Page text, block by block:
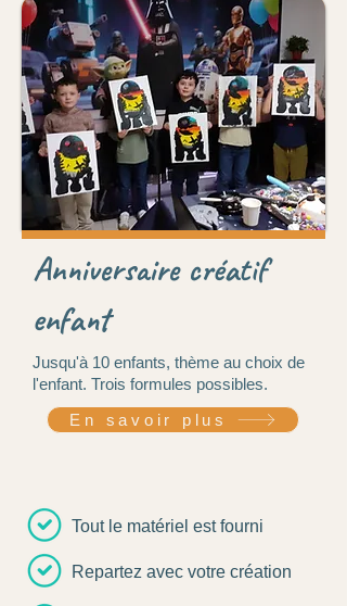
Anniversaire créatif
enfant
Jusqu'à 10 enfants, thème au choix de
l'enfant. Trois formules possibles.
En savoir plus
Tout le matériel est fourni
Repartez avec votre création